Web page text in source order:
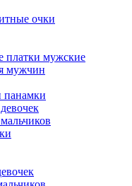
очки
платки мужские
мужчин
панамки